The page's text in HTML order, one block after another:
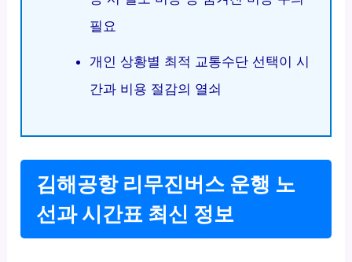
필요
개인 상황별 최적 교통수단 선택이 시
간과 비용 절감의 열쇠
김해공항 리무진버스 운행 노
선과 시간표 최신 정보